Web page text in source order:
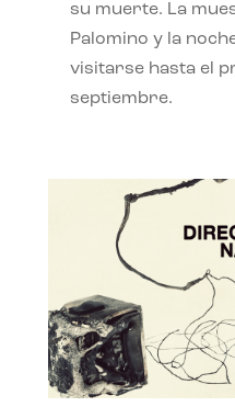
su muerte. La
Palomino y la
visitarse hasta el
septiembre.